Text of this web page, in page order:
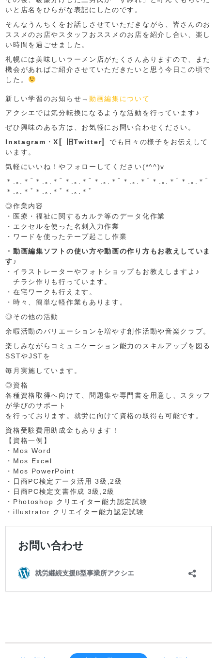
いと店名をひらがな表記にしたのです。
そんなうんちくをお話しさせていただきながら、皆さんのお
ススメのお店やスタッフおススメのお店を紹介し合い、楽し
い時間を過ごせました。
札幌には美味しいラーメン店がたくさんありますので、また
機会があればご紹介させていただきたいと思う今日この頃で
した。
新しい学習のお知らせ→ 動画編集について
アクシエでは気分転換になるような活動を行っています♪
ぜひ興味のある方は、お気軽に お問い合わせ ください。
Instagram ・X〚旧Twitter〛 でも日々の様子をお伝えして
います。
気軽にいいね！やフォローしてください(*^^)v
＊.｡.＊ﾟ＊.｡.＊ﾟ＊.｡.＊ﾟ＊.｡.＊ﾟ＊.｡.＊ﾟ＊.｡.＊ﾟ＊.｡.＊ﾟ
＊.｡.＊ﾟ＊.｡.＊ﾟ＊.｡.＊ﾟ
◎作業内容
・医療・福祉に関するカルテ等のデータ化作業
・エクセルを使った名刺入力作業
・ワードを使ったテープ起こし作業
・動画編集ソフトの使い方や動画の作り方もお教えしていま
す♪
・イラストレーターやフォトショップもお教えしますよ♪
チラシ作りも行っています。
・在宅ワークも行えます。
・時々、簡単な軽作業もあります。
◎その他の活動
余暇活動のバリエーションを増やす創作活動や音楽クラブ。
楽しみながらコミュニケーション能力のスキルアップを図る
SSTやJSTを
毎月実施しています。
◎資格
各種資格取得へ向けて、問題集や専門書を用意し、スタッフ
が学びのサポート
を行っております。就労に向けて資格の取得も可能です。
資格受験費用助成金もあります！
【資格一例】
・Mos Word
・Mos Excel
・Mos PowerPoint
・日商PC検定データ活用 3級,2級
・日商PC検定文書作成 3級,2級
・Photoshop クリエイター能力認定試験
・illustrator クリエイター能力認定試験